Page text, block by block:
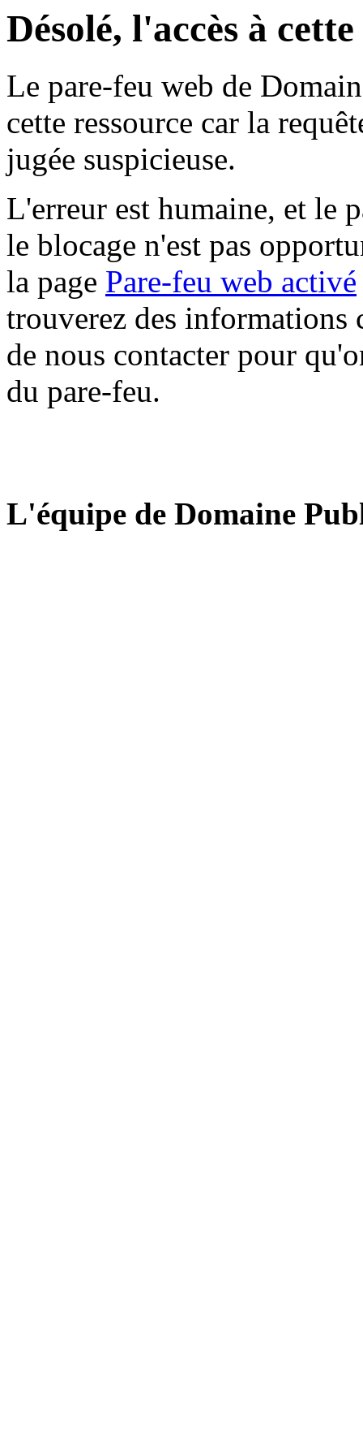
Désolé, l'accès à
Le pare-feu web de
cette ressource car la
jugée suspicieuse.
L'erreur est humaine, et le
le blocage n'est pas
la page Pare-feu web activé
trouverez des informations
de nous contacter pour
du pare-feu.
L'équipe de Domaine